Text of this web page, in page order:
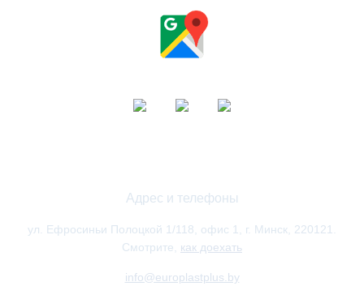
Адрес и телефоны
ул. Ефросиньи Полоцкой 1/118, офис 1, г. Минск, 220121.
Смотрите, как доехать
info@europlastplus.by